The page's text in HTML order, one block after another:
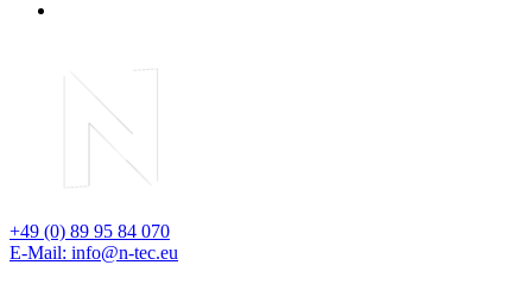
+49 (0) 89 95 84 070
E-Mail: info@n-tec.eu